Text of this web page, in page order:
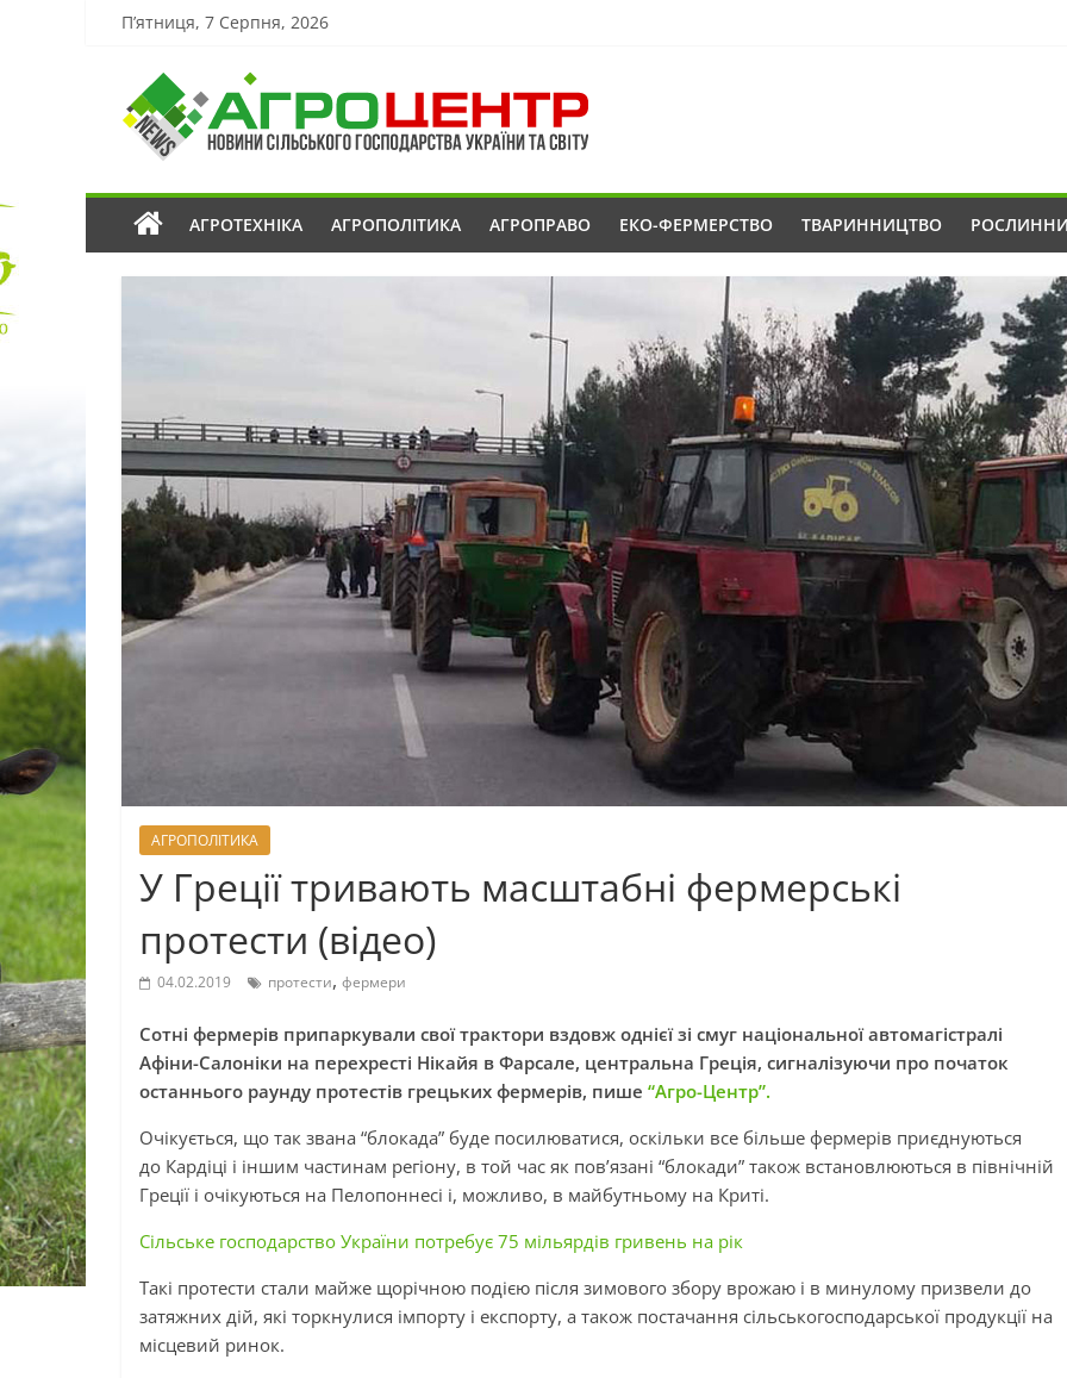
П’ятниця, 7 Серпня, 2026
АГРОТЕХНІКА АГРОПОЛІТИКА АГРОПРАВО ЕКО-ФЕРМЕРСТВО ТВАРИННИЦТВО
АГРОПОЛІТИКА
У Греції тривають масштабні фермерські
протести (відео)
04.02.2019 протести, фермери
Сотні фермерів припаркували свої трактори вздовж однієї зі смуг національної автомагістралі
Афіни-Салоніки на перехресті Нікайя в Фарсале, центральна Греція, сигналізуючи про початок
останнього раунду протестів грецьких фермерів, пише “Агро-Центр”.
Очікується, що так звана “блокада” буде посилюватися, оскільки все більше фермерів приєднуються
до Кардіці і іншим частинам регіону, в той час як пов’язані “блокади” також встановлюються в північній
Греції і очікуються на Пелопоннесі і, можливо, в майбутньому на Криті.
Сільське господарство України потребує 75 мільярдів гривень на рік
Такі протести стали майже щорічною подією після зимового збору врожаю і в минулому призвели до
затяжних дій, які торкнулися імпорту і експорту, а також постачання сільськогосподарської продукції на
місцевий ринок.